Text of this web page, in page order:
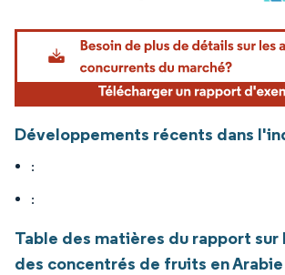
Image © Mordor Intelligence. La réutilisation nécessite
Développements récents dans
:
:
Table des matières du rapport
des concentrés de fruits en